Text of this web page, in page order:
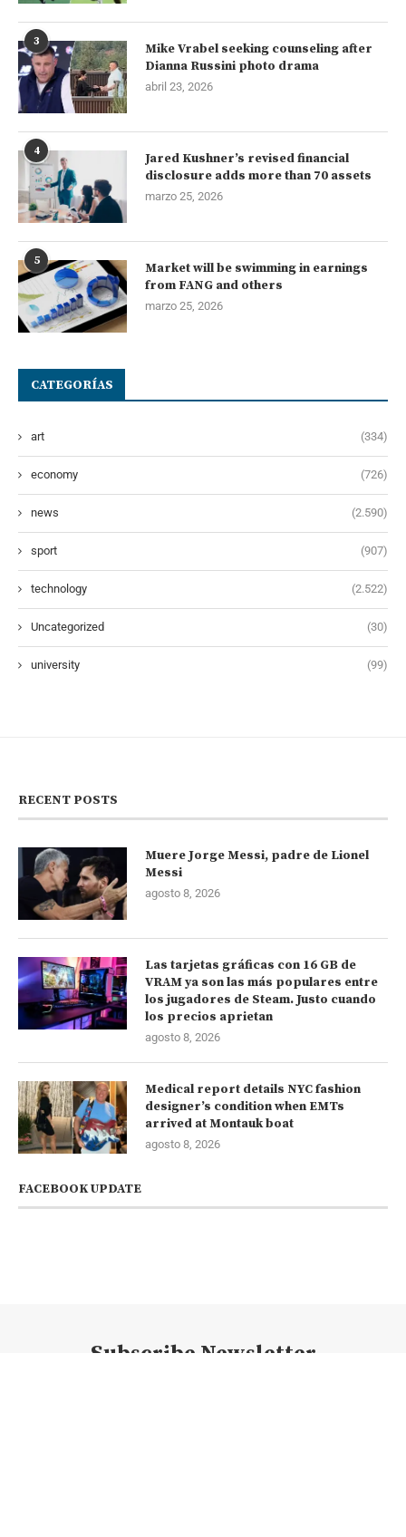
3
Mike Vrabel seeking counseling after
Dianna Russini photo drama
abril 23, 2026
4
Jared Kushner’s revised financial
disclosure adds more than 70 assets
marzo 25, 2026
5
Market will be swimming in earnings
from FANG and others
marzo 25, 2026
CATEGORÍAS
art (334)
economy (726)
news (2.590)
sport (907)
technology (2.522)
Uncategorized (30)
university (99)
RECENT POSTS
Muere Jorge Messi, padre de Lionel
Messi
agosto 8, 2026
Las tarjetas gráficas con 16 GB de
VRAM ya son las más populares entre
los jugadores de Steam. Justo cuando
los precios aprietan
agosto 8, 2026
Medical report details NYC fashion
designer’s condition when EMTs
arrived at Montauk boat
agosto 8, 2026
FACEBOOK UPDATE
Subscribe Newsletter